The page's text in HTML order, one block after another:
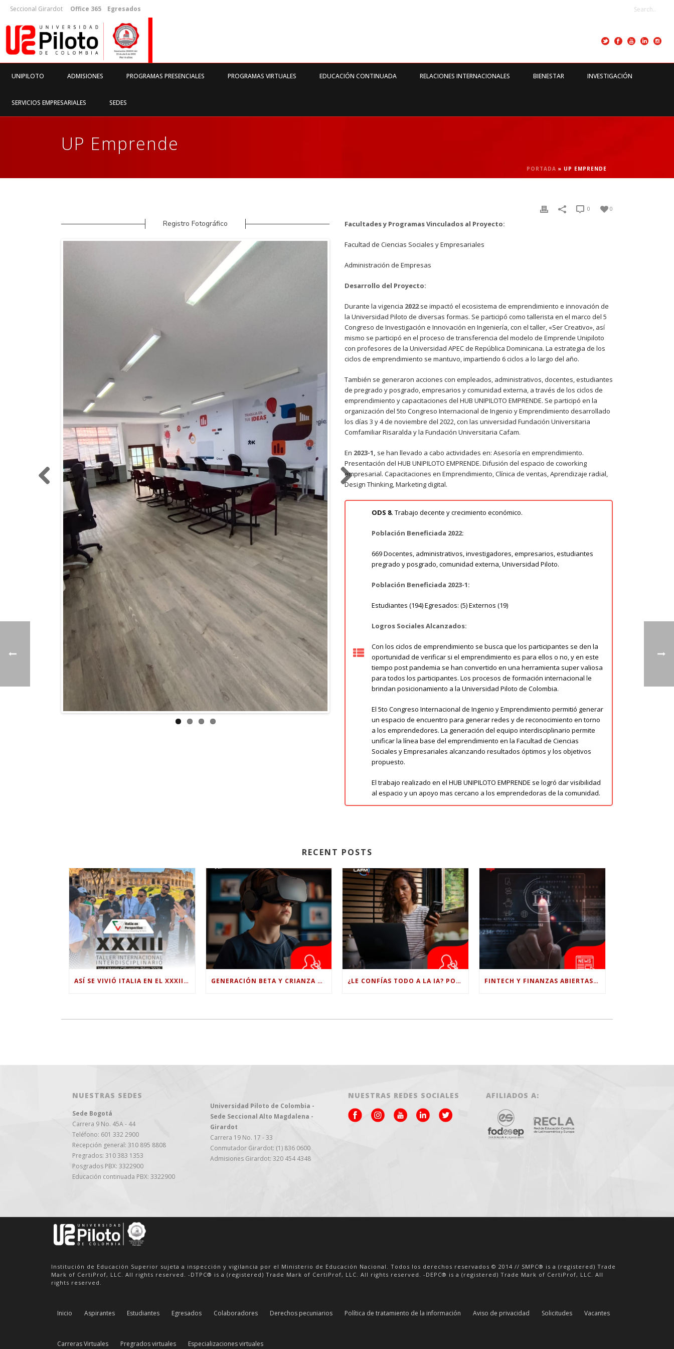
Seccional Girardot Office 365 Egresados
UNIPILOTO ADMISIONES PROGRAMAS PRESENCIALES PROGRAMAS VIRTUALES EDUCACIÓN CONTINUADA RELACIONES INTERNACIONALES BIENESTAR INVESTIGACIÓN
SERVICIOS EMPRESARIALES SEDES
UP Emprende
PORTADA » UP EMPRENDE
0
0
Registro Fotográfico
Next
Facultades y Programas Vinculados al Proyecto:
Facultad de Ciencias Sociales y Empresariales
Administración de Empresas
Desarrollo del Proyecto:
Durante la vigencia 2022se impactó el ecosistema de emprendimiento e innovación de
la Universidad Piloto de diversas formas. Se participó como tallerista en el marco del 5
Congreso de Investigación e Innovación en Ingeniería, con el taller, «Ser Creativo», así
mismo se participó en el proceso de transferencia del modelo de Emprende Unipiloto
con profesores de la Universidad APEC de República Dominicana. La estrategia de los
ciclos de emprendimiento se mantuvo, impartiendo 6 ciclos a lo largo del año.
También se generaron acciones con empleados, administrativos, docentes, estudiantes
de pregrado y posgrado, empresarios y comunidad externa, a través de los ciclos de
emprendimiento y capacitaciones del HUB UNIPILOTO EMPRENDE. Se participó en la
organización del 5to Congreso Internacional de Ingenio y Emprendimiento desarrollado
los días 3 y 4 de noviembre del 2022, con las universidad Fundación Universitaria
Comfamiliar Risaralda y la Fundación Universitaria Cafam.
En 2023-1, se han llevado a cabo actividades en: Asesoría en emprendimiento.
Presentación del HUB UNIPILOTO EMPRENDE. Difusión del espacio de coworking
empresarial. Capacitaciones en Emprendimiento, Clínica de ventas, Aprendizaje radial,
Design Thinking, Marketing digital.
ODS 8. Trabajo decente y crecimiento económico.
Población Beneficiada 2022:
669 Docentes, administrativos, investigadores, empresarios, estudiantes
pregrado y posgrado, comunidad externa, Universidad Piloto.
Población Beneficiada 2023-1:
Estudiantes (194) Egresados: (5) Externos (19)
Logros Sociales Alcanzados:
Con los ciclos de emprendimiento se busca que los participantes se den la
oportunidad de verificar si el emprendimiento es para ellos o no, y en este
tiempo post pandemia se han convertido en una herramienta super valiosa
para todos los participantes. Los procesos de formación internacional le
brindan posicionamiento a la Universidad Piloto de Colombia.
El 5to Congreso Internacional de Ingenio y Emprendimiento permitió generar
un espacio de encuentro para generar redes y de reconocimiento en torno
a los emprendedores. La generación del equipo interdisciplinario permite
unificar la línea base del emprendimiento en la Facultad de Ciencias
Sociales y Empresariales alcanzando resultados óptimos y los objetivos
propuesto.
El trabajo realizado en el HUB UNIPILOTO EMPRENDE se logró dar visibilidad
al espacio y un apoyo mas cercano a los emprendedoras de la comunidad.
RECENT POSTS
ASÍ SE VIVIÓ ITALIA EN EL XXXIII TALLER INTERNACIONAL INTERDISCIPLINAR GENERACIÓN BETA Y CRIANZA DIGITAL: LOS RETOS DE CRIAR HIJOS EN LA ERA DE LA INTELIGENCIA ARTIFICIAL ¿LE CONFÍAS TODO A LA IA? POR QUÉ LA PSICÓLOGA DICE QUE ESO PUEDE COSTARTE TUS PROPIAS HABILIDADES FINTECH Y FINANZAS ABIERTAS: RETOS PARA EL NUEVO GOBIERNO COLOMBIANO
NUESTRAS SEDES
Sede Bogotá
Carrera 9 No. 45A - 44
Teléfono: 601 332 2900
Recepción general: 310 895 8808
Pregrados: 310 383 1353
Posgrados PBX: 3322900
Educación continuada PBX: 3322900
Universidad Piloto de Colombia -
Sede Seccional Alto Magdalena -
Girardot
Carrera 19 No. 17 - 33
Conmutador Girardot: (1) 836 0600
Admisiones Girardot: 320 454 4348
NUESTRAS REDES SOCIALES AFILIADOS A:
Institución de Educación Superior sujeta a inspección y vigilancia por el Ministerio de Educación Nacional. Todos los derechos reservados © 2014 // SMPC® is a (registered) Trade
Mark of CertiProf, LLC. All rights reserved. -DTPC® is a (registered) Trade Mark of CertiProf, LLC. All rights reserved. -DEPC® is a (registered) Trade Mark of CertiProf, LLC. All
rights reserved.
Inicio Aspirantes Estudiantes Egresados Colaboradores Derechos pecuniarios Política de tratamiento de la información Aviso de privacidad Solicitudes Vacantes
Carreras Virtuales Pregrados virtuales Especializaciones virtuales